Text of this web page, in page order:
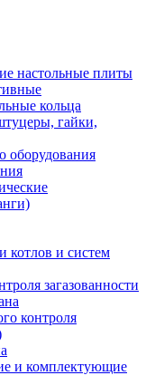
настольные плиты
кольца
гайки,
оборудования
котлов и систем
загазованности
контроля
и комплектующие